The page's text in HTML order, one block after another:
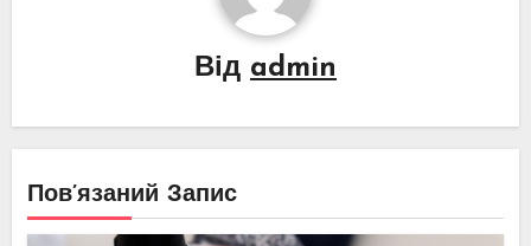
Від admin
Пов’язаний Запис